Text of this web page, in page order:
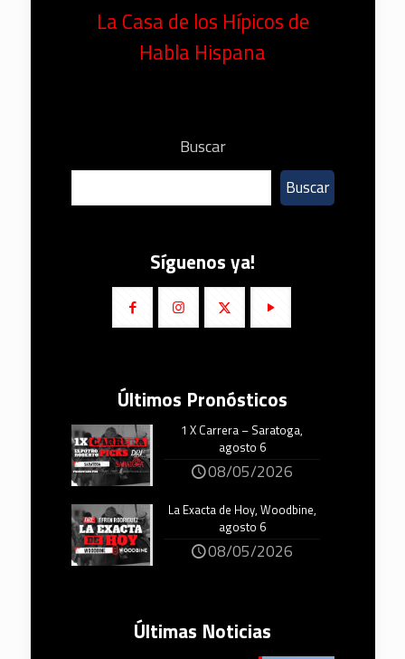
La Casa de los Hípicos de
Habla Hispana
Buscar
Buscar
Síguenos ya!
Últimos Pronósticos
1 X Carrera – Saratoga,
agosto 6
08/05/2026
La Exacta de Hoy, Woodbine,
agosto 6
08/05/2026
Últimas Noticias